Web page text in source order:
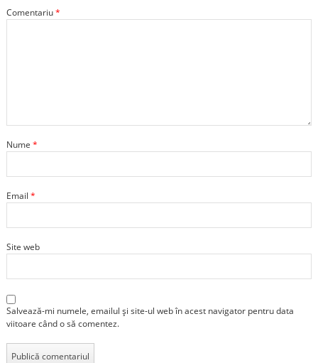
Comentariu*
Nume *
Email *
Site web
Salvează-mi numele, emailul și site-ul web în acest navigator pentru data
viitoare când o să comentez.